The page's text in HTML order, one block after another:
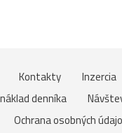
Kontakty
Inzercia
denníka
Ochrana osobných